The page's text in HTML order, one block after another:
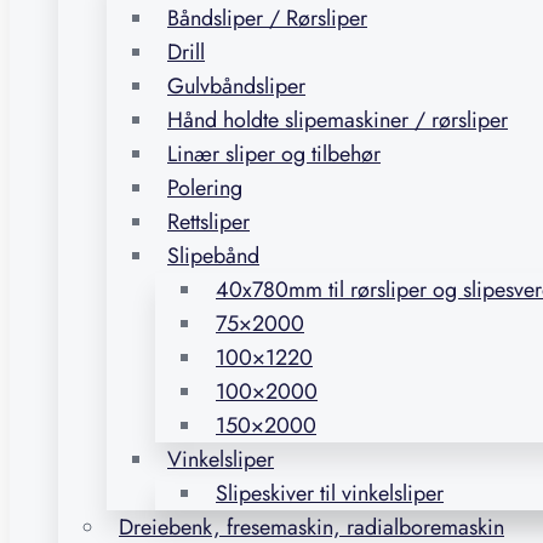
Båndsliper / Rørsliper
Drill
Gulvbåndsliper
Hånd holdte slipemaskiner / rørsliper
Linær sliper og tilbehør
Polering
Rettsliper
Slipebånd
40x780mm til rørsliper og
75×2000
100×1220
100×2000
150×2000
Vinkelsliper
Slipeskiver til vinkelsliper
Dreiebenk, fresemaskin, radialboremaskin